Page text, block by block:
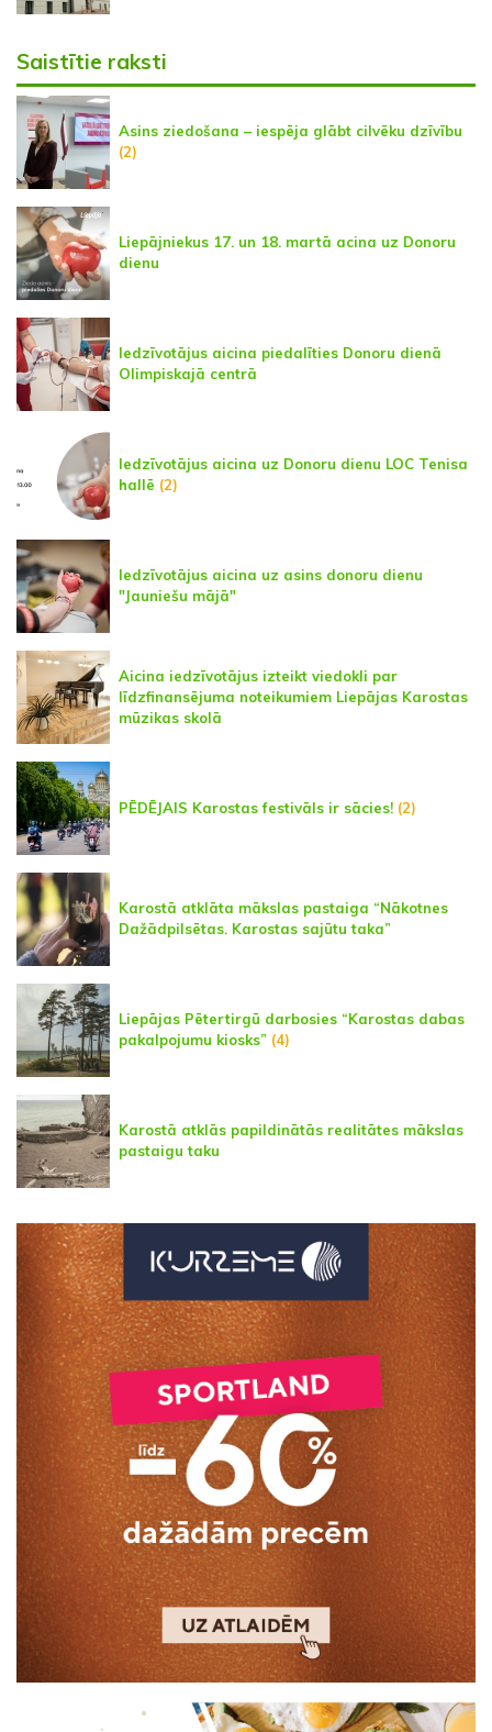
Saistītie raksti
Asins ziedošana – iespēja glābt cilvēku dzīvību
(2)
Liepājniekus 17. un 18. martā acina uz Donoru
dienu
Iedzīvotājus aicina piedalīties Donoru dienā
Olimpiskajā centrā
Iedzīvotājus aicina uz Donoru dienu LOC Tenisa
hallē (2)
Iedzīvotājus aicina uz asins donoru dienu
"Jauniešu mājā"
Aicina iedzīvotājus izteikt viedokli par
līdzfinansējuma noteikumiem Liepājas Karostas
mūzikas skolā
PĒDĒJAIS Karostas festivāls ir sācies! (2)
Karostā atklāta mākslas pastaiga “Nākotnes
Dažādpilsētas. Karostas sajūtu taka”
Liepājas Pētertirgū darbosies “Karostas dabas
pakalpojumu kiosks” (4)
Karostā atklās papildinātās realitātes mākslas
pastaigu taku